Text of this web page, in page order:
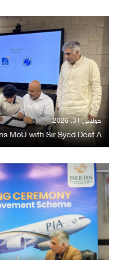
جولائی 31, 2026
MoU with Sir Syed Deaf A…